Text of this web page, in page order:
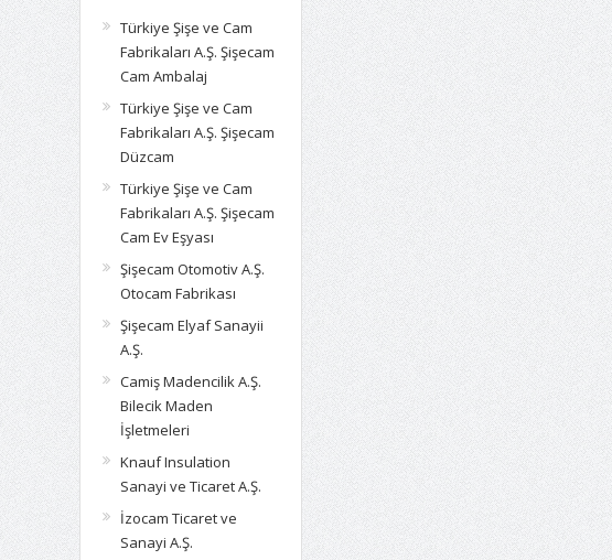
Türkiye Şişe ve Cam
Fabrikaları A.Ş. Şişecam
Cam Ambalaj
Türkiye Şişe ve Cam
Fabrikaları A.Ş. Şişecam
Düzcam
Türkiye Şişe ve Cam
Fabrikaları A.Ş. Şişecam
Cam Ev Eşyası
Şişecam Otomotiv A.Ş.
Otocam Fabrikası
Şişecam Elyaf Sanayii
A.Ş.
Camiş Madencilik A.Ş.
Bilecik Maden
İşletmeleri
Knauf Insulation
Sanayi ve Ticaret A.Ş.
İzocam Ticaret ve
Sanayi A.Ş.